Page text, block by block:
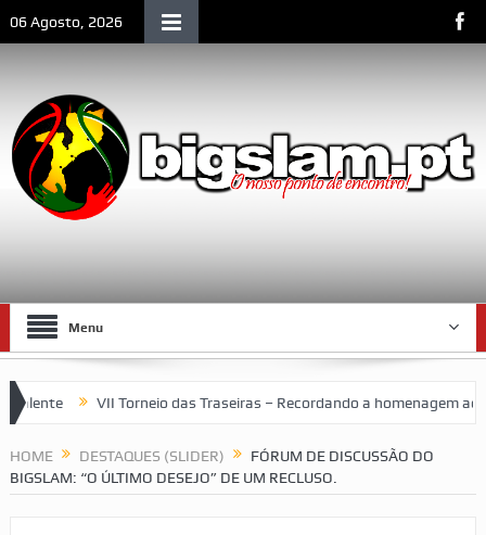
06 Agosto, 2026
Menu
VII Torneio das Traseiras – Recordando a homenagem ao “4
HOME DESTAQUES (SLIDER)
FÓRUM DE DISCUSSÃO DO
BIGSLAM: “O ÚLTIMO DESEJO” DE UM RECLUSO.